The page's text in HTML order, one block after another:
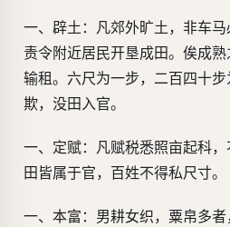
一、辟土：凡郊外旷土，非车马
责令附近居民开垦成田。俟成
输租。六尺为一步，二百四十
欺，没田入官。
一、定赋：凡赋税悉照亩起科
田皆属于官，百姓不得私尺寸。
一、本富：男耕女织，粟帛多